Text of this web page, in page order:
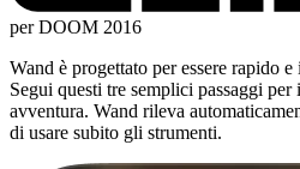
per DOOM 2016
Wand è progettato per essere rapido
Segui questi tre semplici passaggi
avventura. Wand rileva
di usare subito gli strumenti.